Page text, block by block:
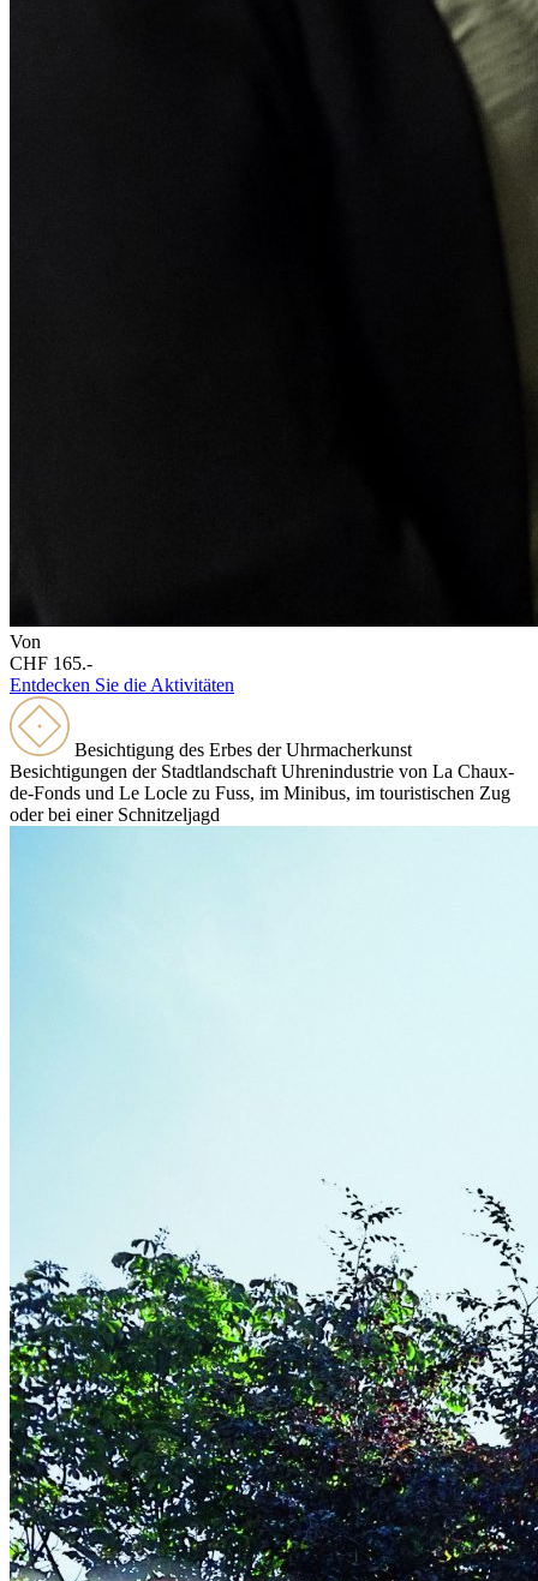
Von
CHF 165.-
Entdecken Sie die Aktivitäten
Besichtigung des Erbes der Uhrmacherkunst
Besichtigungen der Stadtlandschaft Uhrenindustrie von La Chaux-
de-Fonds und Le Locle zu Fuss, im Minibus, im touristischen Zug
oder bei einer Schnitzeljagd